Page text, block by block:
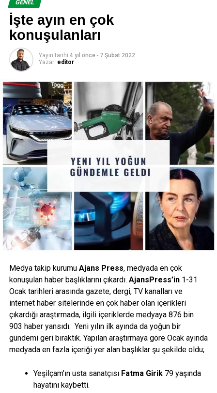
GENEL
İşte ayın en çok
konuşulanları
Yayın tarihi 4 yıl önce - 7 Şubat 2022
Yazar: editor
Medya takip kurumu Ajans Press, medyada en çok
konuşulan haber başlıklarını çıkardı. AjansPress’in1-31
Ocak tarihleri arasında gazete, dergi, TV kanalları ve
internet haber sitelerinde en çok haber olan içerikleri
çıkardığı araştırmada, ilgili içeriklerde medyaya 876 bin
903 haber yansıdı. Yeni yılın ilk ayında da yoğun bir
gündemi geri bıraktık. Yapılan araştırmaya göre Ocak ayında
medyada en fazla içeriği yer alan başlıklar şu şekilde oldu;
Yeşilçam’ın usta sanatçısı Fatma Girik 79 yaşında
hayatını kaybetti.